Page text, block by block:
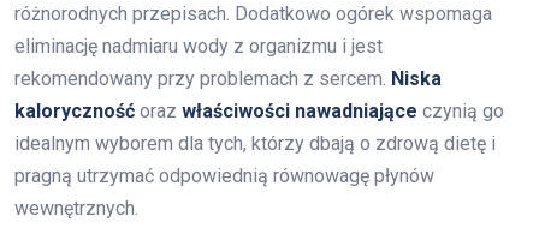
różnorodnych przepisach. Dodatkowo ogórek wspomaga
eliminację nadmiaru wody z organizmu i jest
rekomendowany przy problemach z sercem. Niska
kaloryczność oraz właściwości nawadniające czynią go
idealnym wyborem dla tych, którzy dbają o zdrową dietę i
pragną utrzymać odpowiednią równowagę płynów
wewnętrznych.